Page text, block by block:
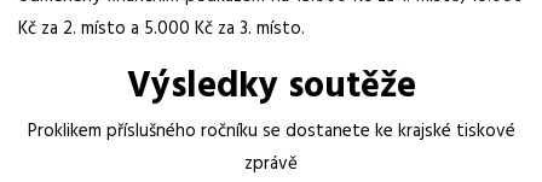
Kč za 2. místo a 5.000 Kč za 3. místo.
Výsledky soutěže
Proklikem příslušného ročníku se dostanete ke krajské tiskové
zprávě